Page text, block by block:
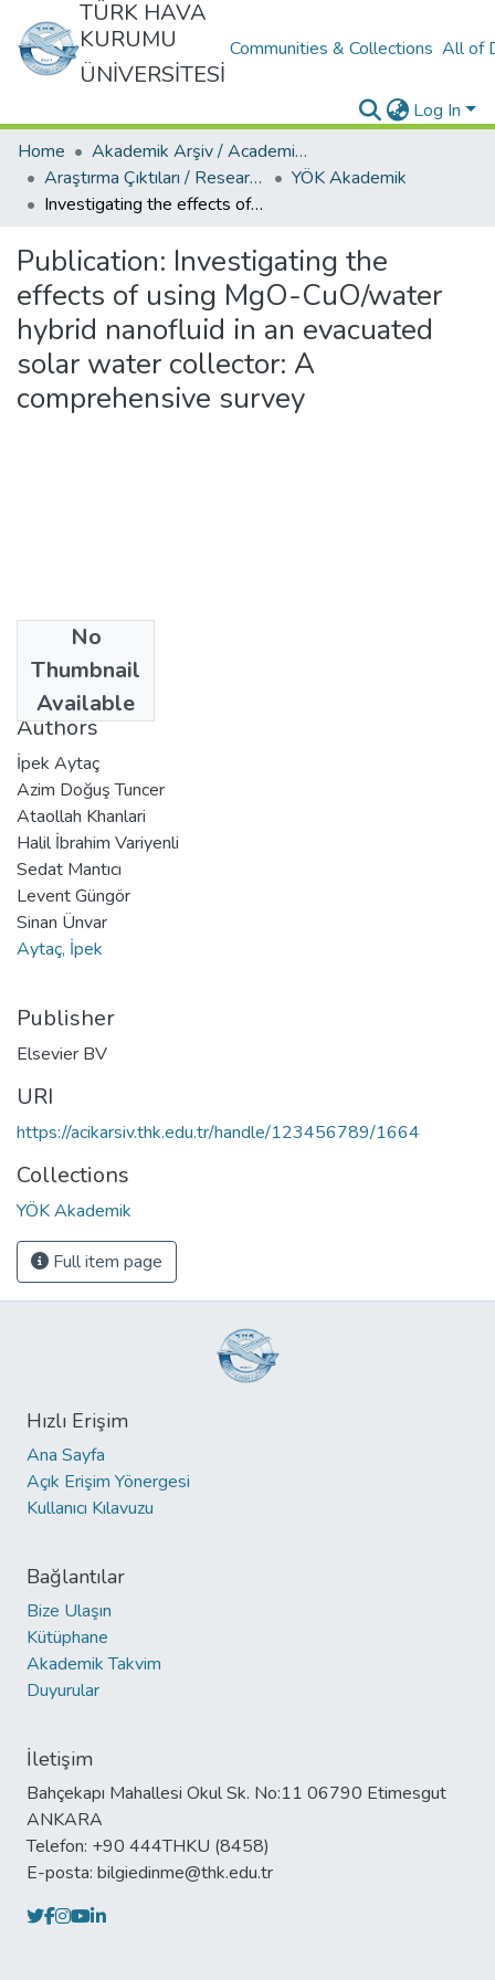
TÜRK HAVA
KURUMU
ÜNİVERSİTESİ
Communities & Collections All of
Log In
Home
Akademik Arşiv / Academic Archive
Araştırma Çıktıları / Research Outcomes
YÖK Akademik
Investigating the effects of using MgO-CuO/water hybrid nanofluid in an evacuated solar water collector: A comprehensive survey
Publication: Investigating the
effects of using MgO-CuO/water
hybrid nanofluid in an evacuated
solar water collector: A
comprehensive survey
No
Thumbnail
Available
2023-03
Authors
İpek Aytaç
Azim Doğuş Tuncer
Ataollah Khanlari
Halil İbrahim Variyenli
Sedat Mantıcı
Levent Güngör
Sinan Ünvar
Aytaç, İpek
Publisher
Elsevier BV
URI
https://acikarsiv.thk.edu.tr/handle/123456789/1664
Collections
YÖK Akademik
Full item page
Hızlı Erişim
Ana Sayfa
Açık Erişim Yönergesi
Kullanıcı Kılavuzu
Bağlantılar
Bize Ulaşın
Kütüphane
Akademik Takvim
Duyurular
İletişim
Bahçekapı Mahallesi Okul Sk. No:11 06790 Etimesgut
ANKARA
Telefon: +90 444THKU (8458)
E-posta: bilgiedinme@thk.edu.tr